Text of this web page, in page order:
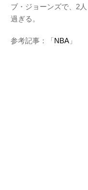
ブ・ジョーンズで、2
過ぎる。
参考記事：「NBA 」